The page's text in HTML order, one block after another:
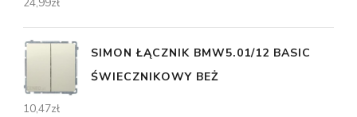
SIMON ŁĄCZNIK BMW5.01/12 BASIC
ŚWIECZNIKOWY BEŻ
10,47zł